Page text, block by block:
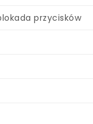
przycisków